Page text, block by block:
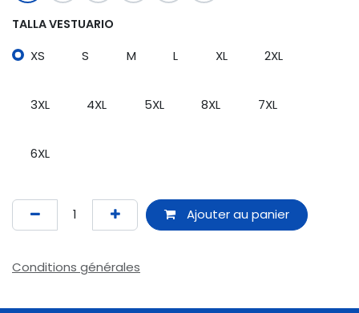
TALLA VESTUARIO
XS S M L XL 2XL
3XL 4XL 5XL 8XL 7XL
6XL
Ajouter au panier
Conditions générales